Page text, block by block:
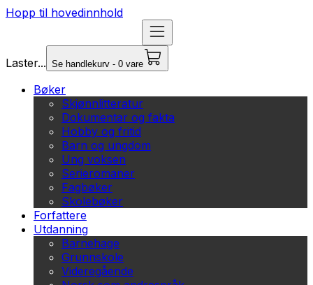
Hopp til hovedinnhold
Laster... Se handlekurv - 0 vare
Bøker
Skjønnlitteratur
Dokumentar og fakta
Hobby og fritid
Barn og ungdom
Ung voksen
Serieromaner
Fagbøker
Skolebøker
Forfattere
Utdanning
Barnehage
Grunnskole
Videregående